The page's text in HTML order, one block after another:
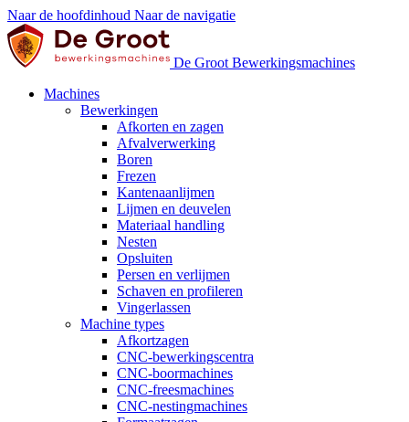
Naar de hoofdinhoud Naar de navigatie
De Groot Bewerkingsmachines
Machines
Bewerkingen
Afkorten en zagen
Afvalverwerking
Boren
Frezen
Kantenaanlijmen
Lijmen en deuvelen
Materiaal handling
Nesten
Opsluiten
Persen en verlijmen
Schaven en profileren
Vingerlassen
Machine types
Afkortzagen
CNC-bewerkingscentra
CNC-boormachines
CNC-freesmachines
CNC-nestingmachines